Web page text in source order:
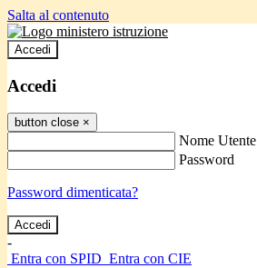
Salta al contenuto
Accedi
Accedi
button close ×
Nome Utente
Password
Password dimenticata?
-
Entra con SPID Entra con CIE